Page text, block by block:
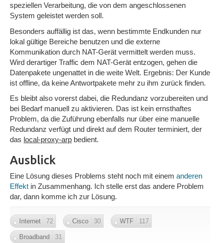
speziellen Verarbeitung, die von dem angeschlossenen
System geleistet werden soll.
Besonders auffällig ist das, wenn bestimmte Endkunden nur
lokal gültige Bereiche benutzen und die externe
Kommunikation durch NAT-Gerät vermittelt werden muss.
Wird derartiger Traffic dem NAT-Gerät entzogen, gehen die
Datenpakete ungenattet in die weite Welt. Ergebnis: Der Kunde
ist offline, da keine Antwortpakete mehr zu ihm zurück finden.
Es bleibt also vorerst dabei, die Redundanz vorzubereiten und
bei Bedarf manuell zu aktivieren. Das ist kein ernsthaftes
Problem, da die Zuführung ebenfalls nur über eine manuelle
Redundanz verfügt und direkt auf dem Router terminiert, der
das local-proxy-arp bedient.
Ausblick
Eine Lösung dieses Problems steht noch mit einem anderen
Effekt in Zusammenhang. Ich stelle erst das andere Problem
dar, dann komme ich zur Lösung.
Internet 72 Cisco 30 WTF 117
Broadband 31